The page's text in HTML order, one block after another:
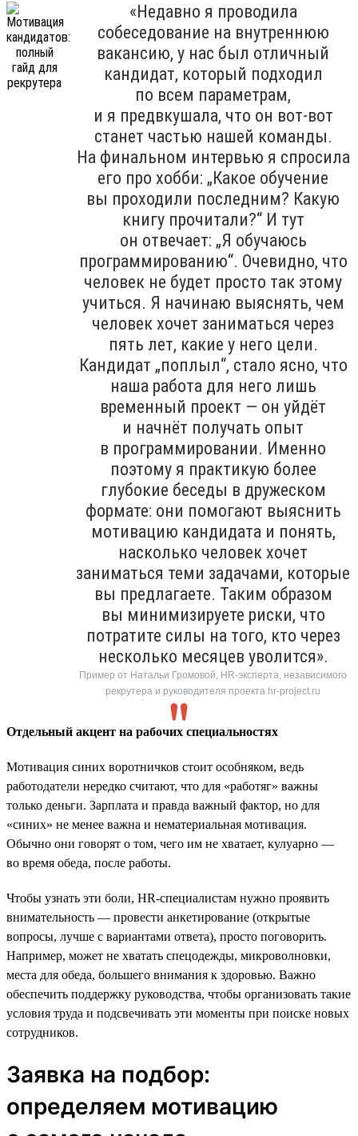
«Недавно я проводила
собеседование на внутреннюю
вакансию, у нас был отличный
кандидат, который подходил
по всем параметрам,
и я предвкушала, что он вот-вот
станет частью нашей команды.
На финальном интервью я спросила
его про хобби: „Какое обучение
вы проходили последним? Какую
книгу прочитали?“ И тут
он отвечает: „Я обучаюсь
программированию“. Очевидно, что
человек не будет просто так этому
учиться. Я начинаю выяснять, чем
человек хочет заниматься через
пять лет, какие у него цели.
Кандидат „поплыл“, стало ясно, что
наша работа для него лишь
временный проект — он уйдёт
и начнёт получать опыт
в программировании. Именно
поэтому я практикую более
глубокие беседы в дружеском
формате: они помогают выяснить
мотивацию кандидата и понять,
насколько человек хочет
заниматься теми задачами, которые
вы предлагаете. Таким образом
вы минимизируете риски, что
потратите силы на того, кто через
несколько месяцев уволится».
Пример от Натальи Громовой, HR-эксперта, независимого
рекрутера и руководителя проекта hr-project.ru
Отдельный акцент на рабочих специальностях
Мотивация синих воротничков стоит особняком, ведь
работодатели нередко считают, что для «работяг» важны
только деньги. Зарплата и правда важный фактор, но для
«синих» не менее важна и нематериальная мотивация.
Обычно они говорят о том, чего им не хватает, кулуарно —
во время обеда, после работы.
Чтобы узнать эти боли, HR-специалистам нужно проявить
внимательность — провести анкетирование (открытые
вопросы, лучше с вариантами ответа), просто поговорить.
Например, может не хватать спецодежды, микроволновки,
места для обеда, большего внимания к здоровью. Важно
обеспечить поддержку руководства, чтобы организовать такие
условия труда и подсвечивать эти моменты при поиске новых
сотрудников.
Заявка на подбор:
определяем мотивацию